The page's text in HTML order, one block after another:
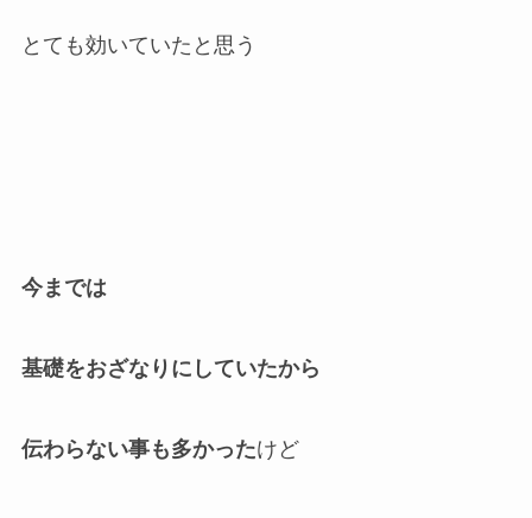
とても効いていたと思う
今までは
基礎をおざなりにしていたから
伝わらない事も多かったけど